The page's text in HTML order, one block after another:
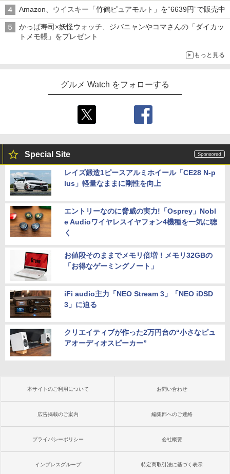
Amazon、ウイスキー「竹鶴ピュアモルト」を“6639円”で販売中
かっぱ寿司×妖怪ウォッチ、ジバニャンやコマさんの「ダイカッ
トメモ帳」をプレゼント
もっと見る
グルメ Watch をフォローする
Special Site
レイズ鍛造1ピースアルミホイール「CE28 N-p
lus」軽量なままに剛性を向上
エントリーなのに脅威の実力!「Osprey」Nobl
e Audioワイヤレスイヤフォン4機種を一気に聴
く
お値段そのままでメモリ倍増！メモリ32GBの
「お得なゲーミングノート」
iFi audio主力「NEO Stream 3」「NEO iDSD
3」に迫る
クリエイティブが作った2万円台の“小さなピュ
アオーディオスピーカー”
本サイトのご利用について お問い合わせ
広告掲載のご案内 編集部へのご連絡
プライバシーポリシー 会社概要
インプレスグループ 特定商取引法に基づく表示